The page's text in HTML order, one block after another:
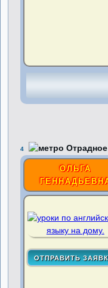
4
ОЛЬГА